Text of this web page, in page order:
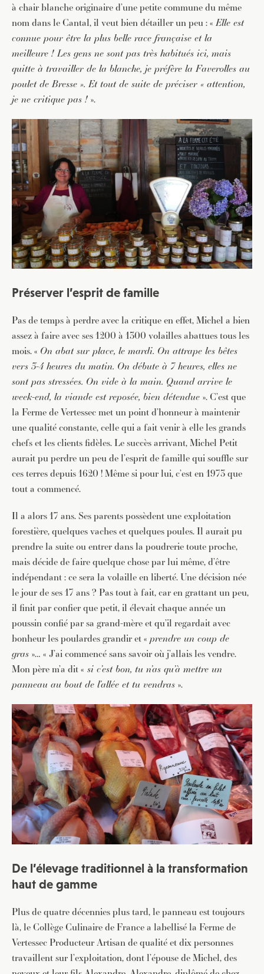
à chair blanche originaire d’une petite commune du même
nom dans le Cantal, il veut bien détailler un peu : «Elle est
connue pour être la plus belle race française et la
meilleure ! Les gens ne sont pas très habitués ici, mais
quitte à travailler de la blanche, je préfère la Faverolles au
poulet de Bresse ». Et tout de suite de préciser « attention,
je ne critique pas ! ».
Préserver l’esprit de famille
Pas de temps à perdre avec la critique en effet, Michel a bien
assez à faire avec ses 1200 à 1300 volailles abattues tous les
mois. « On abat sur place, le mardi. On attrape les bêtes
vers 3-4 heures du matin. On débute à 7 heures, elles ne
sont pas stressées. On vide à la main. Quand arrive le
week-end, la viande est reposée, bien détendue ». C’est que
la Ferme de Vertessec met un point d’honneur à maintenir
une qualité constante, celle qui a fait venir à elle les grands
chefs et les clients fidèles. Le succès arrivant, Michel Petit
aurait pu perdre un peu de l’esprit de famille qui souffle sur
ces terres depuis 1620 ! Même si pour lui, c’est en 1973 que
tout a commencé.
Il a alors 17 ans. Ses parents possèdent une exploitation
forestière, quelques vaches et quelques poules. Il aurait pu
prendre la suite ou entrer dans la poudrerie toute proche,
mais décide de faire quelque chose par lui même, d’être
indépendant : ce sera la volaille en liberté. Une décision née
le jour de ses 17 ans ? Pas tout à fait, car en grattant un peu,
il finit par confier que petit, il élevait chaque année un
poussin confié par sa grand-mère et qu’il regardait avec
bonheur les poulardes grandir et « prendre un coup de
gras »… « J’ai commencé sans savoir où j’allais les vendre.
Mon père m’a dit « si c’est bon, tu n’as qu’à mettre un
panneau au bout de l’allée et tu vendras ».
De l’élevage traditionnel à la transformation
haut de gamme
Plus de quatre décennies plus tard, le panneau est toujours
là, le Collège Culinaire de France a labellisé la Ferme de
Vertessec Producteur Artisan de qualité et dix personnes
travaillent sur l’exploitation, dont l’épouse de Michel, des